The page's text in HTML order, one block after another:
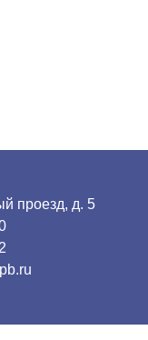
проезд, д. 5